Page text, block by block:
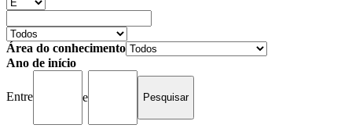
Área do conhecimento
Ano de início
Entre e